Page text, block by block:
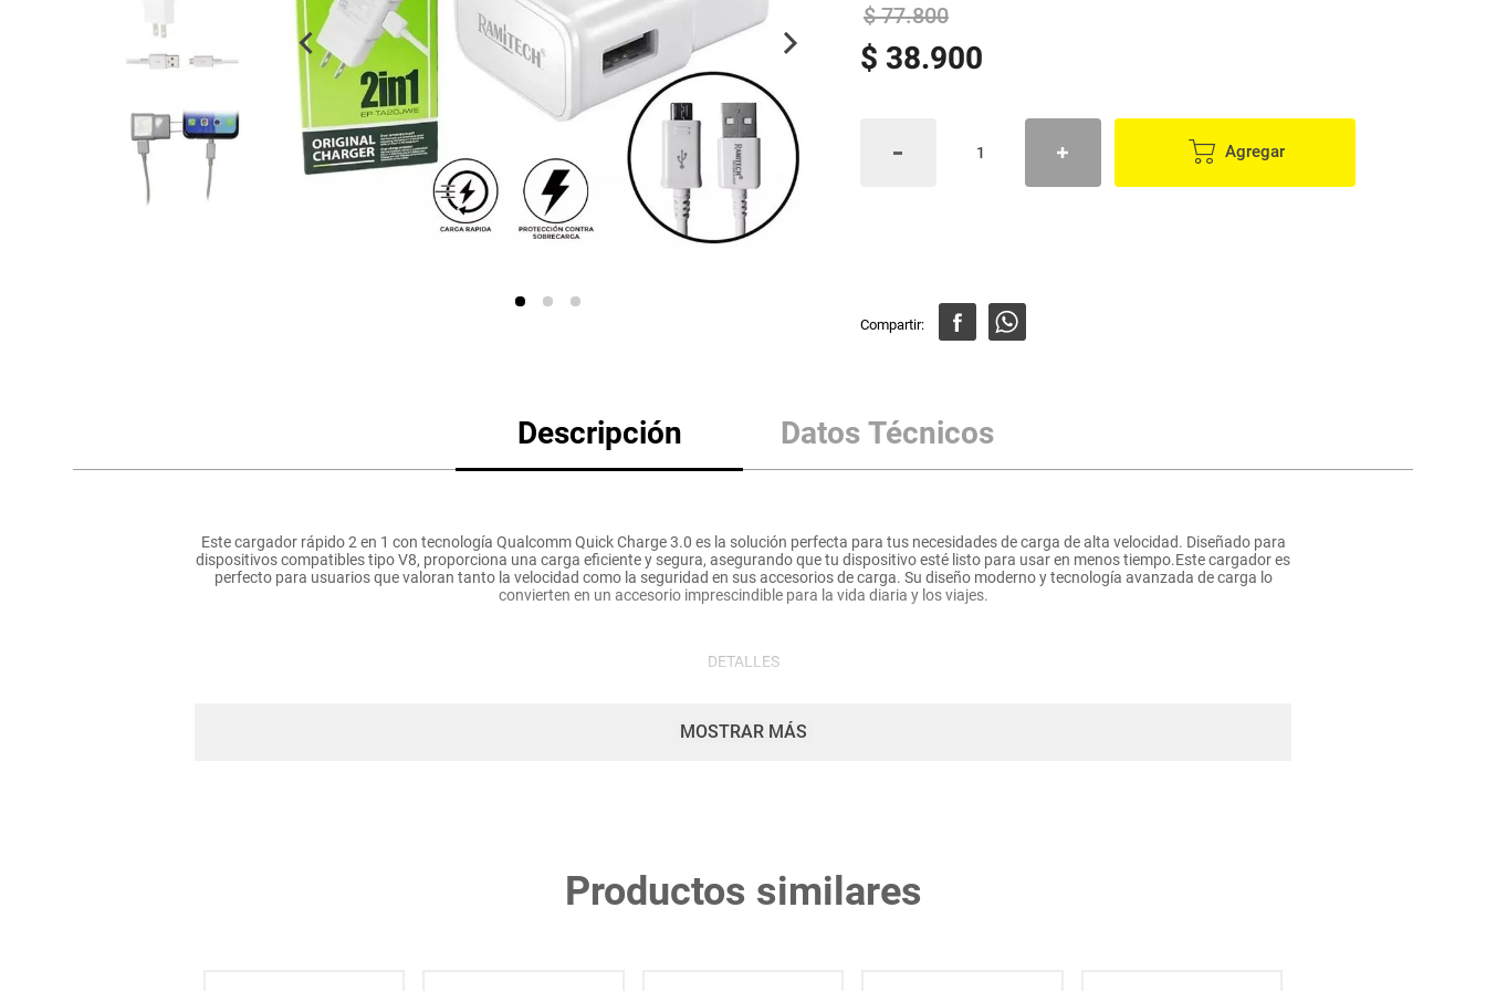
lácteos y refrigerados
vinos y licores
cuidado del bebé
$ 77.800
$ 38.900
Agregar
Descripción Datos Técnicos
Este cargador rápido 2 en 1 con tecnología Qualcomm Quick Charge 3.0 es la solución perfecta para tus necesidades de carga de alta velocidad. Diseñado para
dispositivos compatibles tipo V8, proporciona una carga eficiente y segura, asegurando que tu dispositivo esté listo para usar en menos tiempo.Este cargador es
perfecto para usuarios que valoran tanto la velocidad como la seguridad en sus accesorios de carga. Su diseño moderno y tecnología avanzada de carga lo
convierten en un accesorio imprescindible para la vida diaria y los viajes.
DETALLES
Tecnología Quick Charge 3.0: Permite una carga rápida y completa para tus dispositivos con entrada tipo V8.
despacho. Pero dejamos la aclaración para que lo tengas presente por si te llegara en otro color.**
MOSTRAR MÁS
Productos similares
Aceite